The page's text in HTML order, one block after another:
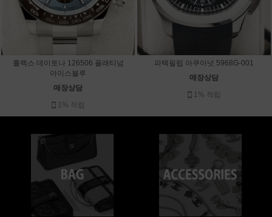
롤렉스 데이토나 126506 플래티넘
아이스블루
매장상담
1% 적립
파텍필립 아쿠아넛 5968G-001
매장상담
1% 적립